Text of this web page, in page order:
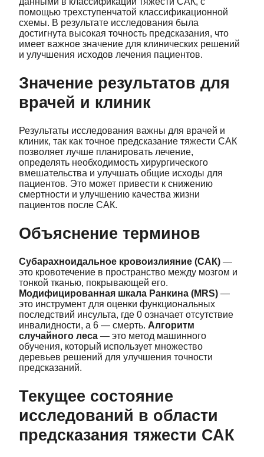
помощью трехступенчатой классификационной
схемы. В результате исследования была
достигнута высокая точность предсказания, что
имеет важное значение для клинических решений
и улучшения исходов лечения пациентов.
Значение результатов для
врачей и клиник
Результаты исследования важны для врачей и
клиник, так как точное предсказание тяжести САК
позволяет лучше планировать лечение,
определять необходимость хирургического
вмешательства и улучшать общие исходы для
пациентов. Это может привести к снижению
смертности и улучшению качества жизни
пациентов после САК.
Объяснение терминов
Субарахноидальное кровоизлияние (САК) —
это кровотечение в пространство между мозгом и
тонкой тканью, покрывающей его.
Модифицированная шкала Ранкина (MRS) —
это инструмент для оценки функциональных
последствий инсульта, где 0 означает отсутствие
инвалидности, а 6 — смерть. Алгоритм
случайного леса — это метод машинного
обучения, который использует множество
деревьев решений для улучшения точности
предсказаний.
Текущее состояние
исследований в области
предсказания тяжести САК